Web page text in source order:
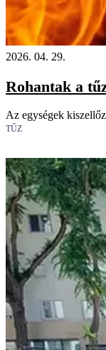
2026. 04. 29.
Rohantak a
Az egységek
TŰZ